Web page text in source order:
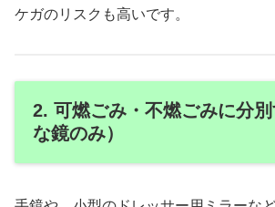
ケガのリスクも高いです。
2. 可燃ごみ・不燃ごみに分
な鏡のみ）